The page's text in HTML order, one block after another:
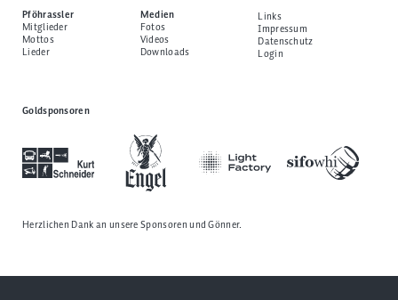
Pföhrassler
Mitglieder
Mottos
Lieder
Medien
Fotos
Videos
Downloads
Links
Impressum
Datenschutz
Login
Goldsponsoren
Herzlichen Dank an unsereSponsoren und Gönner.